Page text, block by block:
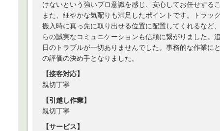
けないという強いプロ意識を感じ、安心してお任せする
また、細やかな気配りも満足したポイントです。トラ
搬入時に真っ先に取り出せる位置に配置してくれるなど
らの誠実なコミュニケーションも信頼に繋がりました
日のトラブルが一切ありませんでした。事務的な作業
の評価の決め手となりました。
【接客対応】
親切丁寧
【引越し作業】
親切丁寧
【サービス】